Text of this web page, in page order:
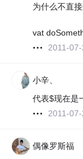
为什么不直
vat
2011-07-
小辛、
代表$现在是
2011-07-
偶像罗斯福